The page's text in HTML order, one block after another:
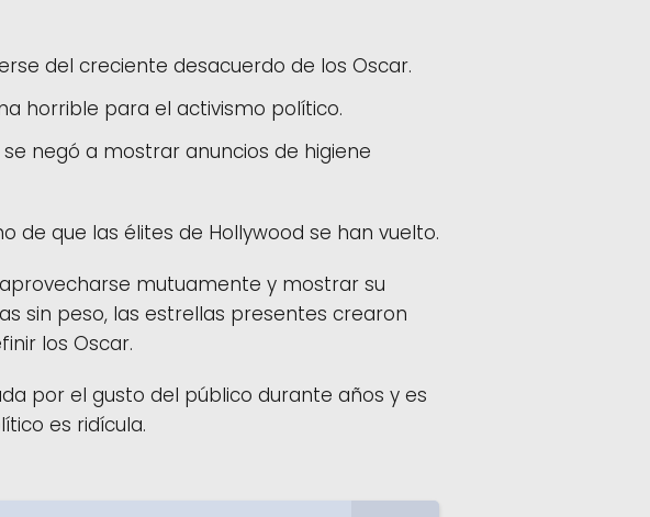
del creciente desacuerdo de los Oscar.
horrible para el activismo político.
negó a mostrar anuncios de higiene
de que las élites de Hollywood se han vuelto.
mutuamente y mostrar su
sin peso, las estrellas presentes crearon
los Oscar.
por el gusto del público durante años y es
es ridícula.